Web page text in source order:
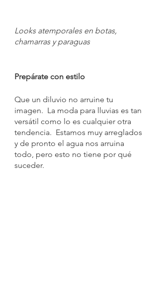
Looks atemporales en botas,
chamarras y paraguas
Prepárate con estilo
Que un diluvio no arruine tu
imagen.  La moda para lluvias es tan
versátil como lo es cualquier otra
tendencia.  Estamos muy arreglados
y de pronto el agua nos arruina
todo, pero esto no tiene por qué
suceder.